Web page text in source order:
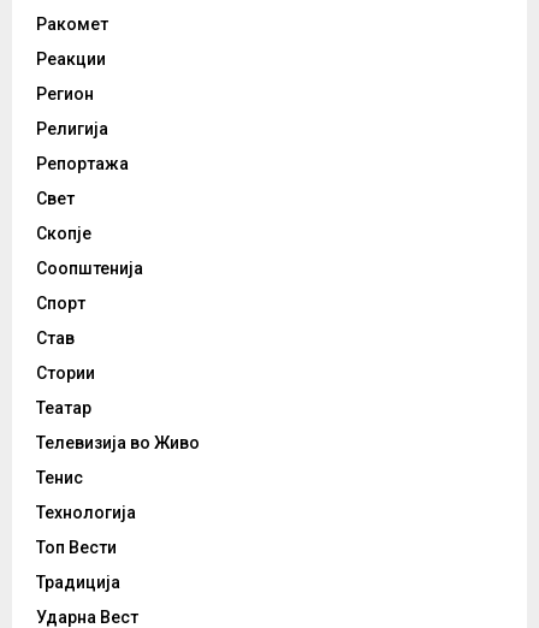
Ракомет
Реакции
Регион
Религија
Репортажа
Свет
Скопје
Соопштенија
Спорт
Став
Стории
Театар
Телевизија во Живо
Тенис
Технологија
Топ Вести
Традиција
Ударна Вест